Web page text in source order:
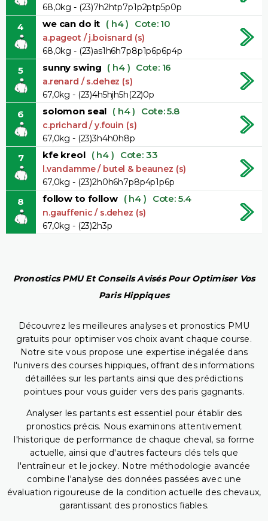
68,0kg - (23)7h2htp7p1p2ptp5p0p
4 we can do it ( h4 ) Cote: 10
a.pageot / j.boisnard (s)
68,0kg - (23)as1h6h7p8p1p6p6p4p
5 sunny swing ( h4 ) Cote: 16
a.renard / s.dehez (s)
67,0kg - (23)4h5hjh5h(22)0p
6 solomon seal ( h4 ) Cote: 5.8
c.prichard / y.fouin (s)
67,0kg - (23)3h4h0h8p
7 kfe kreol ( h4 ) Cote: 33
l.vandamme / butel & beaunez (s)
67,0kg - (23)2h0h6h7p8p4p1p6p
8 follow to follow ( h4 ) Cote: 5.4
n.gauffenic / s.dehez (s)
67,0kg - (23)2h3p
Pronostics PMU Et Conseils Avisés Pour Optimiser Vos
Paris Hippiques
Découvrez les meilleures analyses et pronostics PMU
gratuits pour optimiser vos choix avant chaque course.
Notre site vous propose une expertise inégalée dans
l'univers des courses hippiques, offrant des informations
détaillées sur les partants ainsi que des prédictions
pointues pour vous guider vers des paris gagnants.
Analyser les partants est essentiel pour établir des
pronostics précis. Nous examinons attentivement
l'historique de performance de chaque cheval, sa forme
actuelle, ainsi que d'autres facteurs clés tels que
l'entraîneur et le jockey. Notre méthodologie avancée
combine l'analyse des données passées avec une
évaluation rigoureuse de la condition actuelle des chevaux,
garantissant des pronostics fiables.